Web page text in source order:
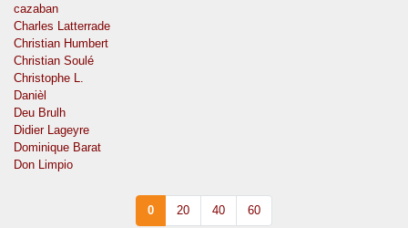
cazaban
Charles Latterrade
Christian Humbert
Christian Soulé
Christophe L.
Danièl
Deu Brulh
Didier Lageyre
Dominique Barat
Don Limpio
0 20 40 60